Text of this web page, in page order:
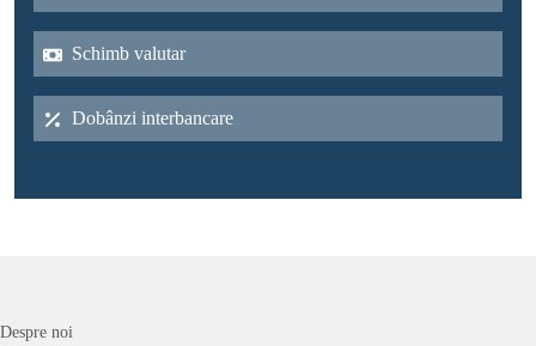
Schimb valutar
Dobânzi interbancare
Despre noi